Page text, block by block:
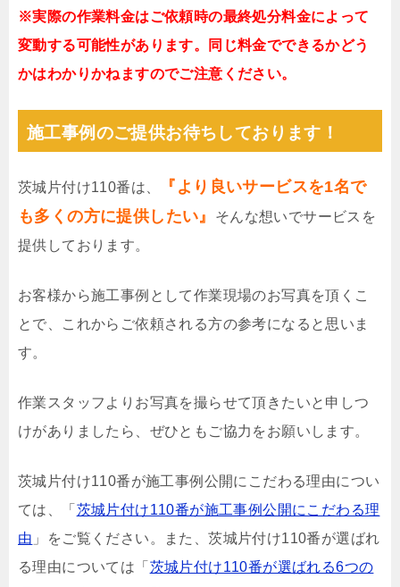
※実際の作業料金はご依頼時の最終処分料金によって
変動する可能性があります。同じ料金でできるかどう
かはわかりかねますのでご注意ください。
施工事例のご提供お待ちしております！
茨城片付け110番は、
『より良いサービスを1名で
も多くの方に提供したい』
そんな想いでサービスを
提供しております。
お客様から施工事例として作業現場のお写真を頂くこ
とで、これからご依頼される方の参考になると思いま
す。
作業スタッフよりお写真を撮らせて頂きたいと申しつ
けがありましたら、ぜひともご協力をお願いします。
茨城片付け110番が施工事例公開にこだわる理由につい
ては、「 茨城片付け110番が施工事例公開にこだわる理
由 」をご覧ください。また、茨城片付け110番が選ばれ
る理由については「 茨城片付け110番が選ばれる6つの